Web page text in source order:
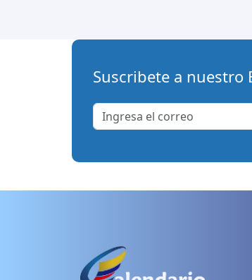
Suscribete a nuestro